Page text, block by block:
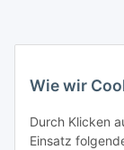
Wie wir
Durch Klicken
Einsatz
Marmey
Markus Meyer
Fritz-Wallis-Str. 13
28832 Achim